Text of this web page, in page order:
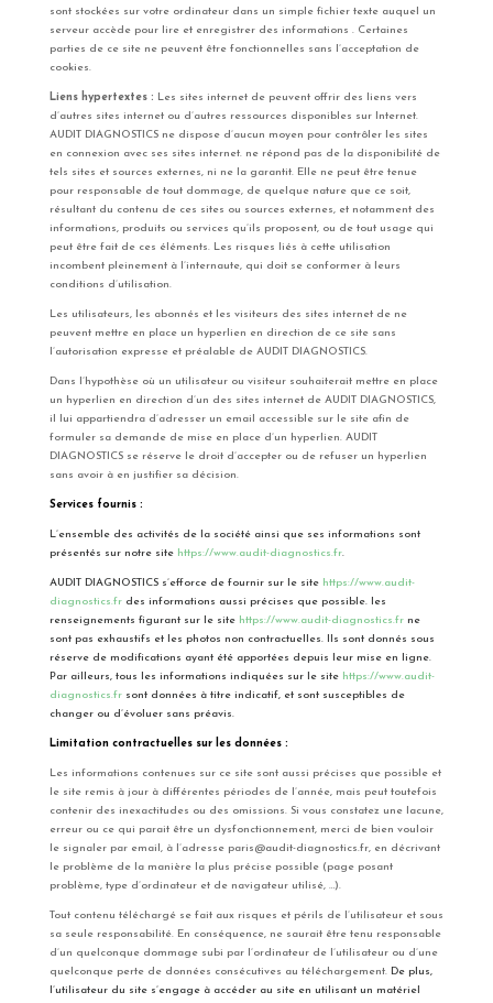
sont stockées sur votre ordinateur dans un simple fichier texte auquel un
serveur accède pour lire et enregistrer des informations . Certaines
parties de ce site ne peuvent être fonctionnelles sans l’acceptation de
cookies.
Liens hypertextes : Les sites internet de peuvent offrir des liens vers
d’autres sites internet ou d’autres ressources disponibles sur Internet.
AUDIT DIAGNOSTICS ne dispose d’aucun moyen pour contrôler les sites
en connexion avec ses sites internet. ne répond pas de la disponibilité de
tels sites et sources externes, ni ne la garantit. Elle ne peut être tenue
pour responsable de tout dommage, de quelque nature que ce soit,
résultant du contenu de ces sites ou sources externes, et notamment des
informations, produits ou services qu’ils proposent, ou de tout usage qui
peut être fait de ces éléments. Les risques liés à cette utilisation
incombent pleinement à l’internaute, qui doit se conformer à leurs
conditions d’utilisation.
Les utilisateurs, les abonnés et les visiteurs des sites internet de ne
peuvent mettre en place un hyperlien en direction de ce site sans
l’autorisation expresse et préalable de AUDIT DIAGNOSTICS.
Dans l’hypothèse où un utilisateur ou visiteur souhaiterait mettre en place
un hyperlien en direction d’un des sites internet de AUDIT DIAGNOSTICS,
il lui appartiendra d’adresser un email accessible sur le site afin de
formuler sa demande de mise en place d’un hyperlien. AUDIT
DIAGNOSTICS se réserve le droit d’accepter ou de refuser un hyperlien
sans avoir à en justifier sa décision.
Services fournis :
L’ensemble des activités de la société ainsi que ses informations sont
présentés sur notre site https://www.audit-diagnostics.fr.
AUDIT DIAGNOSTICS s’efforce de fournir sur le site https://www.audit-
diagnostics.frdes informations aussi précises que possible. les
renseignements figurant sur le site https://www.audit-diagnostics.frne
sont pas exhaustifs et les photos non contractuelles. Ils sont donnés sous
réserve de modifications ayant été apportées depuis leur mise en ligne.
Par ailleurs, tous les informations indiquées sur le site https://www.audit-
diagnostics.fr sont données à titre indicatif, et sont susceptibles de
changer ou d’évoluer sans préavis.
Limitation contractuelles sur les données :
Les informations contenues sur ce site sont aussi précises que possible et
le site remis à jour à différentes périodes de l’année, mais peut toutefois
contenir des inexactitudes ou des omissions. Si vous constatez une lacune,
erreur ou ce qui parait être un dysfonctionnement, merci de bien vouloir
le signaler par email, à l’adresse paris@audit-diagnostics.fr, en décrivant
le problème de la manière la plus précise possible (page posant
problème, type d’ordinateur et de navigateur utilisé, …).
Tout contenu téléchargé se fait aux risques et périls de l’utilisateur et sous
sa seule responsabilité. En conséquence, ne saurait être tenu responsable
d’un quelconque dommage subi par l’ordinateur de l’utilisateur ou d’une
quelconque perte de données consécutives au téléchargement. De plus,
l’utilisateur du site s’engage à accéder au site en utilisant un matériel